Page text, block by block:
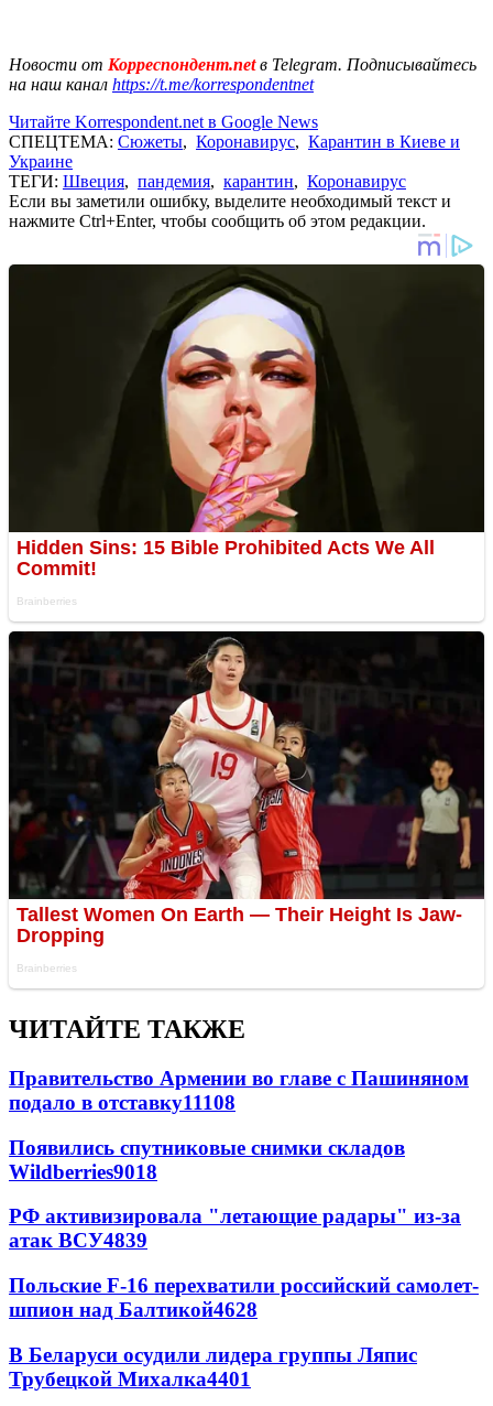
Новости от Корреспондент.netв Telegram. Подписывайтесь
на наш канал https://t.me/korrespondentnet
Читайте Korrespondent.net в Google News
СПЕЦТЕМА: Сюжеты, Коронавирус, Карантин в Киеве и
Украине
ТЕГИ: Швеция, пандемия, карантин, Коронавирус
Если вы заметили ошибку, выделите необходимый текст и
нажмите Ctrl+Enter, чтобы сообщить об этом редакции.
ЧИТАЙТЕ ТАКЖЕ
Правительство Армении во главе с Пашиняном
подало в отставку11108
Появились спутниковые снимки складов
Wildberries9018
РФ активизировала "летающие радары" из-за
атак ВСУ4839
Польские F-16 перехватили российский самолет-
шпион над Балтикой4628
В Беларуси осудили лидера группы Ляпис
Трубецкой Михалка4401